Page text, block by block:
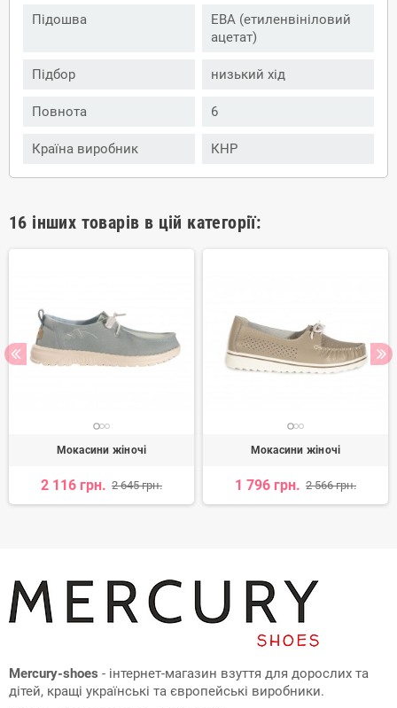
Підошва
ЕВА (етиленвініловий
ацетат)
Підбор низький хід
Повнота 6
Країна виробник КНР
16 інших товарів в цій категорії:
Мокасини жіночі
2 116 грн. 2 645 грн.
Мокасини жіночі
1 796 грн. 2 566 грн.
Mercury-shoes - інтернет-магазин взуття для дорослих та
дітей, кращі українські та європейські виробники.